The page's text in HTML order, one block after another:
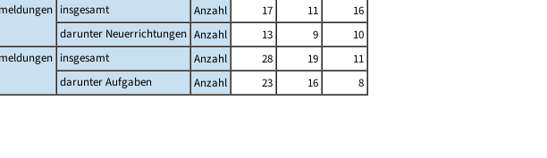
insgesamt Anzahl 17 11
16
darunter Neuerrichtungen Anzahl 13 9
10
insgesamt Anzahl 28 19
11
darunter Aufgaben
Anzahl 23 16 8